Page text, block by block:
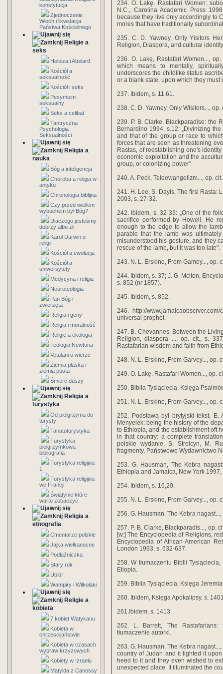
konstytucja
Zjednoczenie
Włoch i likwidacja
Państwa Kościelnego
Religie a
seks
Heloiza i Abelard
Kościół a
seksualność
Kościół i seks
Pesymizm
seksualny
Seks a celibat
Tantryczna
Psychologia
Seksualności
Religia a
nauka
Bóg a inteligencja
Choroba a religia w
antyku
Chronologia biblijna
Czy przed wielkim
wybuchem był Bóg?
Dlaczego jesteśmy
dobrzy albo źli
Karol Darwin o
religii
Kościół a ewolucja
Kościół a
uniwersytety
Medycyna i religia
Neuroteologia
Pan Bóg i
zwierzęta
Religia i geny
Religia i moralność
Religie a ekologia
Teologia Newtona
Vetulani o wierze
Ziemia płaska i
ziemia pusta
Śmierć duszy
Religia a
turystyka
Od pielgrzyma do
turysty
Tanatoturystyka
Turystyka
pielgrzymkowa -
bibliografia
Turystyka religijna
1
Turystyka religijna
we Francji
Świątynie które
warto zobaczyć
Religia a
etnografia
Cmentarze polskie
Jajka wielkanocne
Podłaźniczka
Stary rok
Upiór!
Wampiry i Wilkołaki
Religie a
kobieta
7 kobiet Watykanu
Kobieta w
chrzescijaństwie
Kobieta w czasach
wypraw krzyżowych
Kobiety w Izraelu
Matylda z Canossy
234. O. Lakę, Rastafari Women:
N.C., Carolina Academic Press
because they live only accordingly to
mores that have traditionally
235. C. D. Yawney, Only Yisitors
Religion, Diaspora, and cultural
236. O. Lakę, Rastafari Women...,
which means to mentally,
underscores the childlike status
or a blank state, upon which they
237. Ibidem, s. 11,61.
238. C. D. Yawney, Only Wisitors..., op.
239. P. B. Clarke, Blackparadise: the
Bernardino 1994, s.12: „Divinizing
and that of the group or race to
forces that arę seen as threatening
Rastas, of reestablishing one's
economic exploitation and the
group, or colonizing power".
240. A. Peck, Teleewangelizm..., op.
241. H. Lee, S. Dayis, The firsl Rasta:
2003, s. 27-32.
242. Ibidem, s. 32-33: „One of the
sacrifice performed by Howell. He
enough to the edge to allow the
parable that the lamb was
misunderstood his gesture, and they
rescue of the lamb, but it was too late".
243. N. L. Erskine, From Gamey..., op.
244. Ibidem, s. 37; J. G. Mclton,
s. 852 (nr 1857).
245. Ibidem, s. 852.
246. http://
universal prophet.
247. B. Chevannes, Between the
Religion, diaspora ..., op. cit., s.
Rastafarian wisdom and faith from
248. N. L. Erskine, From Garvey..., op.
249. O. Lakę, RastafarI Women..., op.
250. Biblia Tysiąclecia, Księga
251. N. L. Erskine, From Garvey..., op.
252. Podstawą był brytyjski tekst,
Menyelek: being the history of the
to Ethiopia, and the establishment oft
in that country: a complete
polskie wydanie, S. Strelcyn, M.
fragmenty, Państwowe Wydawnictwo
253. G. Hausman, The Kebra
Ethiopia and Jamaica, New York
254. Ibidem, s. 16,20.
255. N. L. Erskine, From Garvey..., op.
256. G. Hausman, The Kebra
257. P. B. Clarke, Blackparadis..., op.
[w:] The Encyclopedia of Religions,
Encyclopedia of African-American
London 1993, s. 632-637.
258. W tłumaczeniu Biblii
Etiopia.
259. Biblia Tysiąclecia, Księga
260. Ibidem, Księga Apokalipsy, s.
261.Ibidem, s. 1413.
262. L. Barrett, The
tłumaczenie autorki.
263. G. Hausman, The Kebra
country of Judah and it lighted it
heed to it and they even wished to
unexpected place. It illuminated the